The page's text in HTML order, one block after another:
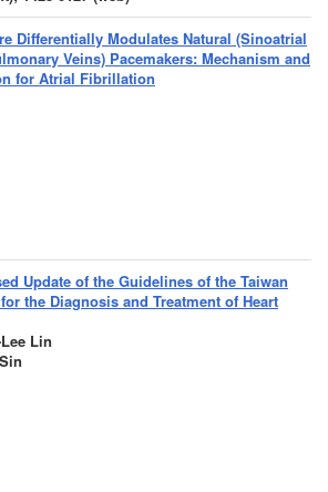
Differentially Modulates Natural (Sinoatrial
Veins) Pacemakers: Mechanism and
for Atrial Fibrillation
Update of the Guidelines of the Taiwan
the Diagnosis and Treatment of Heart
Lin